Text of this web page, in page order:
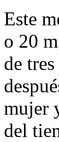
Este
o 20
de
mujer
del